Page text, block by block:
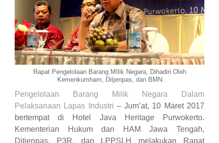
Rapat Pengelolaan Barang MIlik Negara, Dihadiri Oleh
Kemenkumham, Ditjenpas, dan BMN
Pengelolaan Barang Milik Negara Dalam
Pelaksanaan Lapas Industri – Jum’at, 10 Maret 2017
bertempat di Hotel Java Heritage Purwokerto.
Kementerian Hukum dan HAM Jawa Tengah,
Ditjenpas, P3R, dan LPPSLH melakukan Rapat